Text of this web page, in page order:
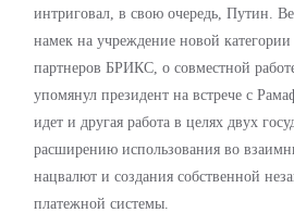
интриговал, в свою очередь, Путин.
намек на учреждение новой категории
партнеров БРИКС, о совместной
упомянул президент на встрече с
идет и другая работа в целях двух
расширению использования во
нацвалют и создания собственной
платежной системы.